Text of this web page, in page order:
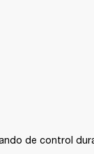
de control